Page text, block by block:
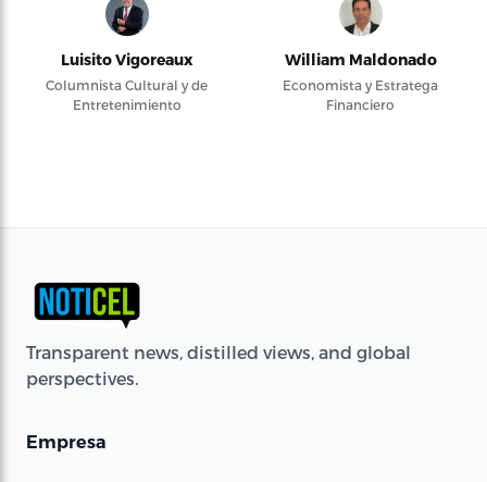
Luisito Vigoreaux
Columnista Cultural y de
Entretenimiento
William Maldonado
Economista y Estratega
Financiero
Transparent news, distilled views, and global
perspectives.
Empresa